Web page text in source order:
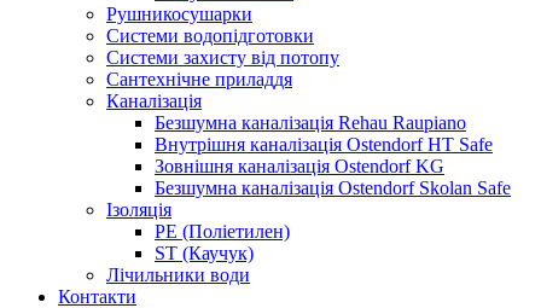
Рушникосушарки
Системи водопідготовки
Системи захисту від потопу
Сантехнічне приладдя
Каналізація
Безшумна каналізація Rehau Raupiano
Внутрішня каналізація Ostendorf HT Safe
Зовнішня каналізація Ostendorf KG
Безшумна каналізація Ostendorf Skolan Safe
Ізоляція
PE (Поліетилен)
ST (Каучук)
Лічильники води
Контакти